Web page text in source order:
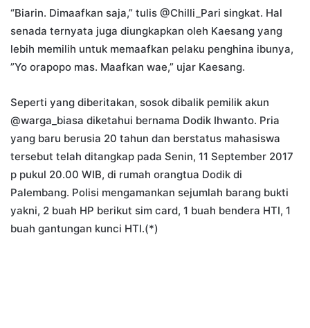
“Biarin. Dimaafkan saja,” tulis @Chilli_Pari singkat. Hal
senada ternyata juga diungkapkan oleh Kaesang yang
lebih memilih untuk memaafkan pelaku penghina ibunya,
”Yo orapopo mas. Maafkan wae,” ujar Kaesang.
Seperti yang diberitakan, sosok dibalik pemilik akun
@warga_biasa diketahui bernama Dodik Ihwanto. Pria
yang baru berusia 20 tahun dan berstatus mahasiswa
tersebut telah ditangkap pada Senin, 11 September 2017
p pukul 20.00 WIB, di rumah orangtua Dodik di
Palembang. Polisi mengamankan sejumlah barang bukti
yakni, 2 buah HP berikut sim card, 1 buah bendera HTI, 1
buah gantungan kunci HTI.(*)